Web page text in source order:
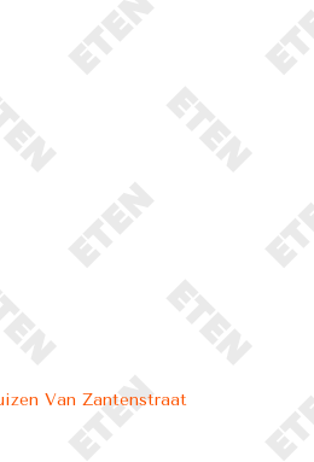
Van Zantenstraat